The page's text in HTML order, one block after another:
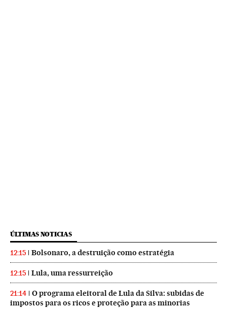
ÚLTIMAS NOTICIAS
12:15 Bolsonaro, a destruição como estratégia
12:15 Lula, uma ressurreição
21:14
O programa eleitoral de Lula da Silva: subidas de
impostos para os ricos e proteção para as minorias